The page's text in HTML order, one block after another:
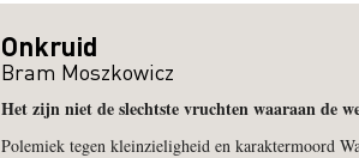
Onkruid
Bram Moszkowicz
Het zijn niet de slechtste vruchten waaraan de
Polemiek tegen kleinzieligheid en karaktermoord